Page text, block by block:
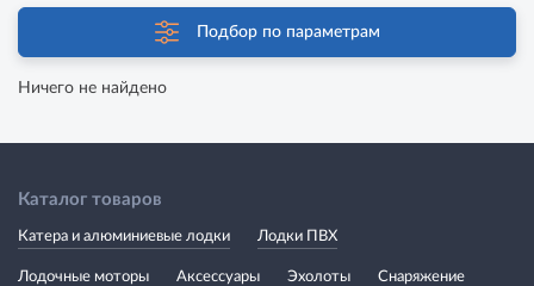
Подбор по параметрам
Ничего не найдено
Каталог товаров
Катера и алюминиевые лодки Лодки ПВХ
Лодочные моторы Аксессуары Эхолоты Снаряжение